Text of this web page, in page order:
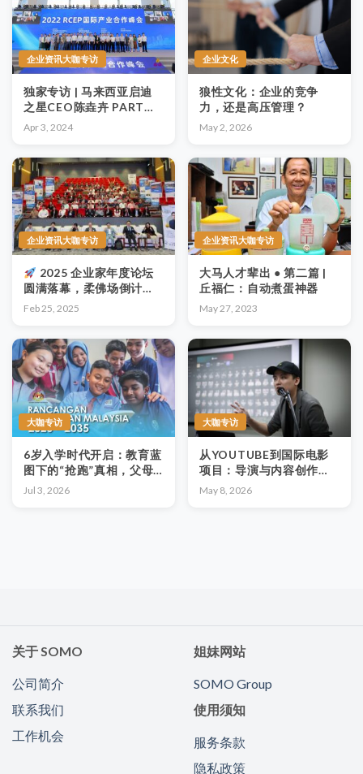
企业资讯大咖专访
独家专访 | 马来西亚启迪
之星CEO陈垚卉 PART
2：跨越疫情，启迪创新之
Apr 3, 2024
企业文化
狼性文化：企业的竞争
力，还是高压管理？
May 2, 2026
企业资讯大咖专访
2025 企业家年度论坛
圆满落幕，柔佛场倒计时
1 天！
Feb 25, 2025
企业资讯大咖专访
大马人才辈出 ● 第二篇 |
丘福仁：自动煮蛋神器
May 27, 2023
大咖专访
6岁入学时代开启：教育蓝
图下的“抢跑”真相，父母
如何助子完成关键一跃？
Jul 3, 2026
大咖专访
从YOUTUBE到国际电影
项目：导演与内容创作者
SK顺宽的蜕变之路
May 8, 2026
关于 SOMO
公司简介
联系我们
工作机会
姐妹网站
SOMO Group
使用须知
服务条款
隐私政策